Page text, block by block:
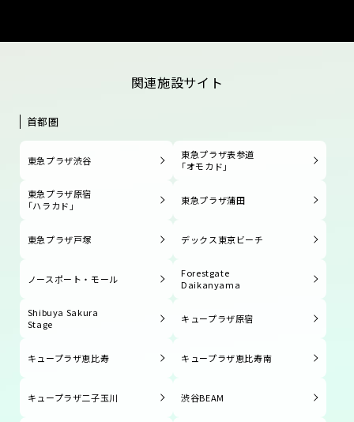
関連施設サイト
首都圏
東急プラザ渋谷
東急プラザ表参道
「オモカド」
東急プラザ原宿
「ハラカド」
東急プラザ蒲田
東急プラザ戸塚 デックス東京ビーチ
ノースポート・モール
Forestgate
Daikanyama
Shibuya Sakura
Stage
キュープラザ原宿
キュープラザ恵比寿 キュープラザ恵比寿南
キュープラザ二子玉川 渋谷BEAM